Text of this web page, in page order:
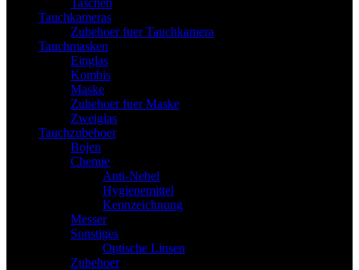
Taschen
Tauchkameras
Zubehoer fuer Tauchkamera
Tauchmasken
Einglas
Kombis
Maske
Zubehoer fuer Maske
Zweiglas
Tauchzubehoer
Bojen
Chemie
Anti-Nebel
Hygienemittel
Kennzeichnung
Messer
Sonstiges
Optische Linsen
Zubehoer